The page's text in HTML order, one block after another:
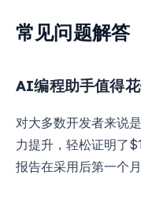
常见问题解答
AI编程助手值得花
对大多数开发者来说
力提升，轻松证明了
报告在采用后第一个